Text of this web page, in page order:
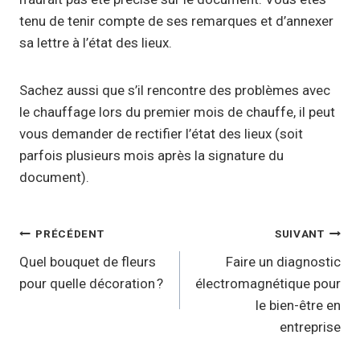
tenu de tenir compte de ses remarques et d’annexer
sa lettre à l’état des lieux.
Sachez aussi que s’il rencontre des problèmes avec
le chauffage lors du premier mois de chauffe, il peut
vous demander de rectifier l’état des lieux (soit
parfois plusieurs mois après la signature du
document).
Navigation
de
l’article
PRÉCÉDENT
Quel bouquet de fleurs
pour quelle décoration ?
SUIVANT
Faire un diagnostic
électromagnétique pour
le bien-être en
entreprise